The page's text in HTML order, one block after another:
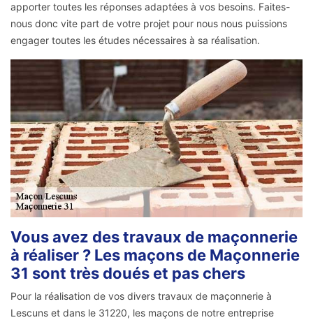
apporter toutes les réponses adaptées à vos besoins. Faites-
nous donc vite part de votre projet pour nous nous puissions
engager toutes les études nécessaires à sa réalisation.
Vous avez des travaux de maçonnerie
à réaliser ? Les maçons de Maçonnerie
31 sont très doués et pas chers
Pour la réalisation de vos divers travaux de maçonnerie à
Lescuns et dans le 31220, les maçons de notre entreprise